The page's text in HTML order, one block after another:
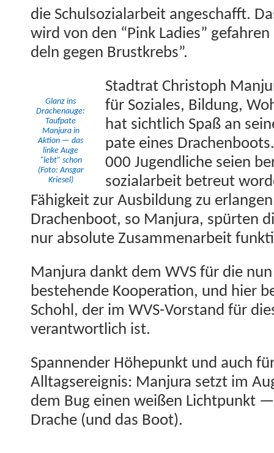
die Schul­sozialar­beit angeschafft.
wird von den “Pink Ladies”
deln gegen Brustkrebs”.
Glanz ins
Drachenauge:
Tauf­pate
Man­ju­ra in
Aktion — das
linke Auge
“lebt” schon
(Foto: Ans­gar
Kriesel)
Stad­trat Christoph
für Soziales, Bil­dung,
hat sichtlich Spaß an
pate eines
000 Jugendliche seien
sozialar­beit betreut
Fähigkeit zur Aus­bil­dung zu
Drachen­boot, so Man­ju­ra, spürten
nur absolute Zusam­me­nar­beit
Man­ju­ra dankt dem WVS für die
beste­hende Koop­er­a­tion, und hier
Schohl, der im WVS-Vor­stand für
ver­ant­wortlich ist.
Span­nen­der Höhep­unkt und auch
All­t­agsereig­nis: Man­ju­ra set­zt im
dem Bug einen weißen Licht­punkt
Drache (und das Boot).